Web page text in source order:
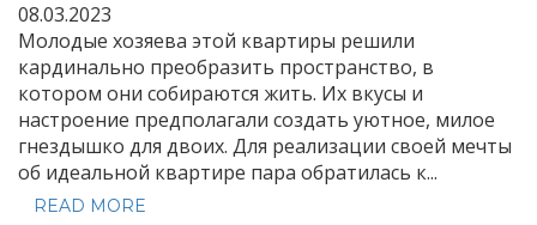
08.03.2023
Молодые хозяева этой квартиры решили
кардинально преобразить пространство, в
котором они собираются жить. Их вкусы и
настроение предполагали создать уютное, милое
гнездышко для двоих. Для реализации своей мечты
об идеальной квартире пара обратилась к...
READ MORE